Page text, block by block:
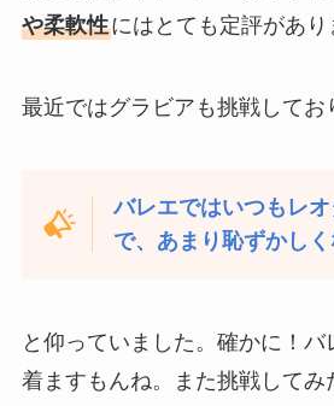
や柔軟性にはとても定評があり
最近ではグラビアも挑戦してお
バレエではいつもレ
で、あまり恥ずかし
と仰っていました。確かに！バ
着ますもんね。また挑戦してみ